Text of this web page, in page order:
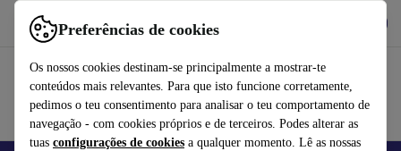
Preferências de cookies
Os nossos cookies destinam-se principalmente a mostrar-te
conteúdos mais relevantes. Para que isto funcione corretamente,
pedimos o teu consentimento para analisar o teu comportamento de
navegação - com cookies próprios e de terceiros. Podes alterar as
tuas configurações de cookies a qualquer momento. Lê as nossas
Use o refurbed de forma rápida e fácil